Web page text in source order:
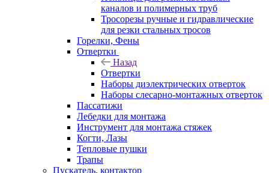
каналов и полимерных труб
Тросорезы ручные и гидравлические
для резки стальных тросов
Горелки, Фены
Отвертки
Назад
Отвертки
Наборы диэлектрических отверток
Наборы слесарно-монтажных отверток
Пассатижи
Лебедки для монтажа
Инструмент для монтажа стяжек
Когти, Лазы
Тепловые пушки
Трапы
Пускатель, контактор